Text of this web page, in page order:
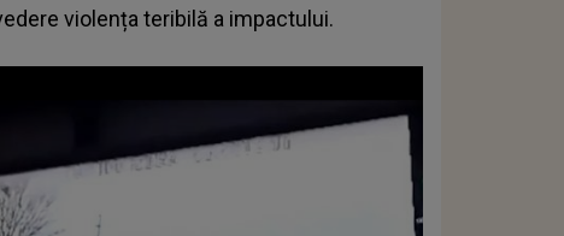
violența teribilă a impactului.